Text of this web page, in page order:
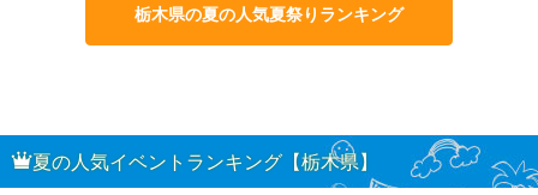
栃木県の夏の人気夏祭りランキング
夏の人気イベントランキング【栃木県】